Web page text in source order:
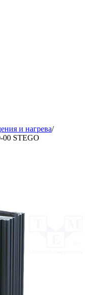
и нагрева/
00 STEGO